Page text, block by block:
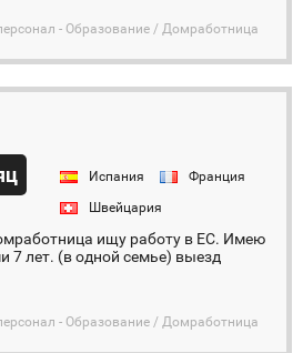
- Образование / Домработница
Испания
Франция
Швейцария
ищу работу в ЕС. Имею
7 лет. (в одной семье) выезд
- Образование / Домработница